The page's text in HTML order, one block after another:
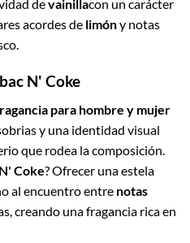
devainillacon un carácter
acordes de limóny notas
N' Coke
para hombre y mujer
y una identidad visual
que rodea la composición.
Coke? Ofrecer una estela
al encuentro entre notas
creando una fragancia rica en